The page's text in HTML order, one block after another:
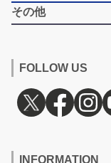
その他
FOLLOW US
INFORMATION